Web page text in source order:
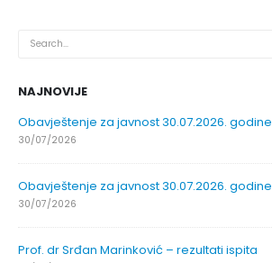
NAJNOVIJE
Obavještenje za javnost 30.07.2026. godine
30/07/2026
Obavještenje za javnost 30.07.2026. godine
30/07/2026
Prof. dr Srđan Marinković – rezultati ispita